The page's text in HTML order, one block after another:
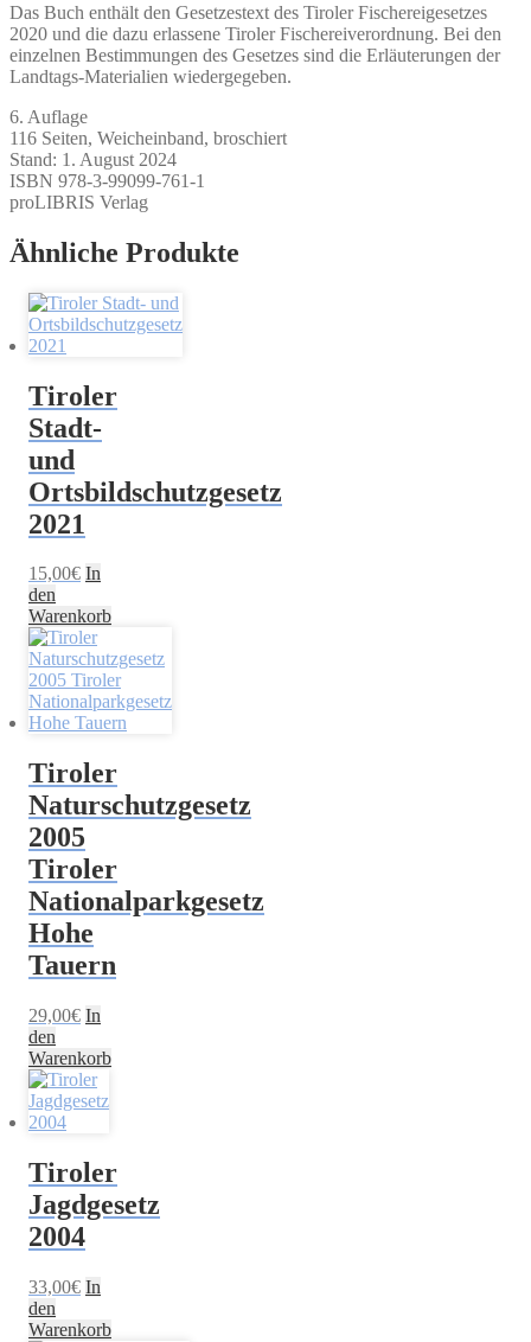
Das Buch enthält den Gesetzestext des Tiroler Fischereigesetzes
2020 und die dazu erlassene Tiroler Fischereiverordnung. Bei den
einzelnen Bestimmungen des Gesetzes sind die Erläuterungen der
Landtags-Materialien wiedergegeben.
6. Auflage
116 Seiten, Weicheinband, broschiert
Stand: 1. August 2024
ISBN 978-3-99099-761-1
proLIBRIS Verlag
Ähnliche Produkte
Tiroler
Stadt-
und
Ortsbildschutzgesetz
2021
15,00€ In
den
Warenkorb
Tiroler
Naturschutzgesetz
2005
Tiroler
Nationalparkgesetz
Hohe
Tauern
29,00€ In
den
Warenkorb
Tiroler
Jagdgesetz
2004
33,00€ In
den
Warenkorb